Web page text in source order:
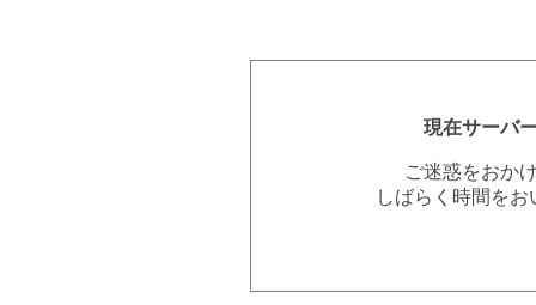
現在サーバ
ご迷惑をおか
しばらく時間を